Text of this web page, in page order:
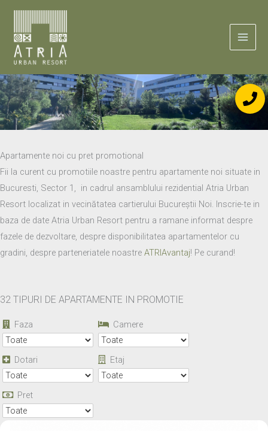
content
Apartamente noi cu pret promotional
Fii la curent cu promotiile noastre pentru apartamente noi situate in
Bucuresti, Sector 1, in cadrul ansamblului rezidential Atria Urban
Resort localizat in vecinătatea cartierului Bucureștii Noi. Inscrie-te in
baza de date Atria Urban Resort pentru a ramane informat despre
fazele de dezvoltare, despre disponibilitatea apartamentelor cu
gradini, despre parteneriatele noastre ATRIAvantaj! Pe curand!
32 TIPURI DE APARTAMENTE IN PROMOTIE
Faza Camere
Dotari Etaj
Pret